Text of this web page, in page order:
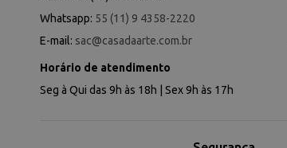
Whatsapp: 55 (11) 9 4358-2220
E-mail: sac@casadaarte.com.br
Horário de atendimento
Seg à Qui das 9h às 18h | Sex 9h às 17h